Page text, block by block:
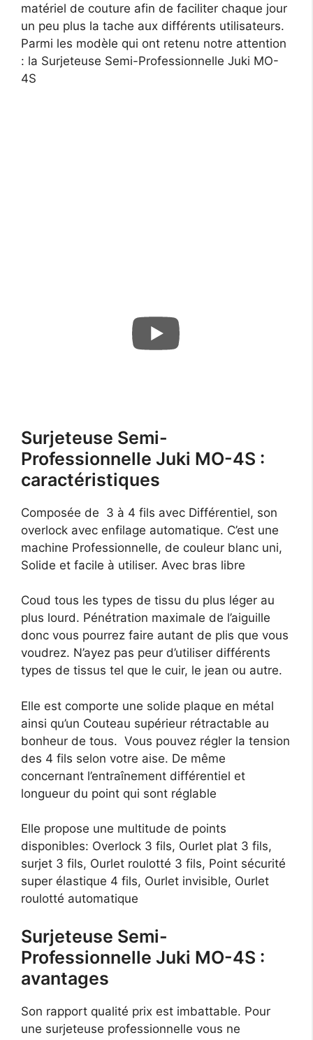
matériel de couture afin de faciliter chaque jour
un peu plus la tache aux différents utilisateurs.
Parmi les modèle qui ont retenu notre attention
: la Surjeteuse Semi-Professionnelle Juki MO-
4S
Surjeteuse Semi-
Professionnelle Juki MO-4S :
caractéristiques
Composée de 3 à 4 fils avec Différentiel, son
overlock avec enfilage automatique. C’est une
machine Professionnelle, de couleur blanc uni,
Solide et facile à utiliser. Avec bras libre
Coud tous les types de tissu du plus léger au
plus lourd. Pénétration maximale de l’aiguille
donc vous pourrez faire autant de plis que vous
voudrez. N’ayez pas peur d’utiliser différents
types de tissus tel que le cuir, le jean ou autre.
Elle est comporte une solide plaque en métal
ainsi qu’un Couteau supérieur rétractable au
bonheur de tous. Vous pouvez régler la tension
des 4 fils selon votre aise. De même
concernant l’entraînement différentiel et
longueur du point qui sont réglable
Elle propose une multitude de points
disponibles: Overlock 3 fils, Ourlet plat 3 fils,
surjet 3 fils, Ourlet roulotté 3 fils, Point sécurité
super élastique 4 fils, Ourlet invisible, Ourlet
roulotté automatique
Surjeteuse Semi-
Professionnelle Juki MO-4S :
avantages
Son rapport qualité prix est imbattable. Pour
une surjeteuse professionnelle vous ne